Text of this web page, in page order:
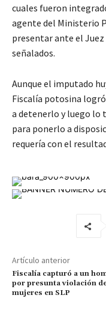
cuales fueron
agente del Ministerio
presentar ante el
señalados.
Aunque el imputado
Fiscalía potosina
a detenerlo y luego lo
para ponerlo a
requería con el
Artículo anterior
Fiscalía capturó a un
por presunta violación
mujeres en SLP